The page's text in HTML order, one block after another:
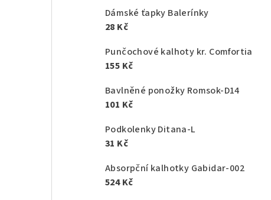
Dámské ťapky Balerínky
28 Kč
Punčochové kalhoty kr. Comfortia
155 Kč
Bavlněné ponožky Romsok-D14
101 Kč
Podkolenky Ditana-L
31 Kč
Absorpční kalhotky Gabidar-002
524 Kč